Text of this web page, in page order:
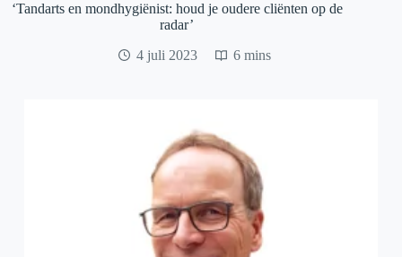
‘Tandarts en mondhygiënist: houd je oudere cliënten op de
radar’
4 juli 2023
6 mins